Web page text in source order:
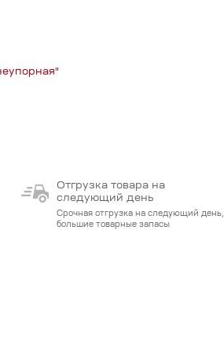
Отгрузка товара на
следующий день
Срочная отгрузка на следующий день,
большие товарные запасы